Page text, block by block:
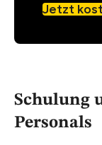
Jetzt
Schulung
Personals